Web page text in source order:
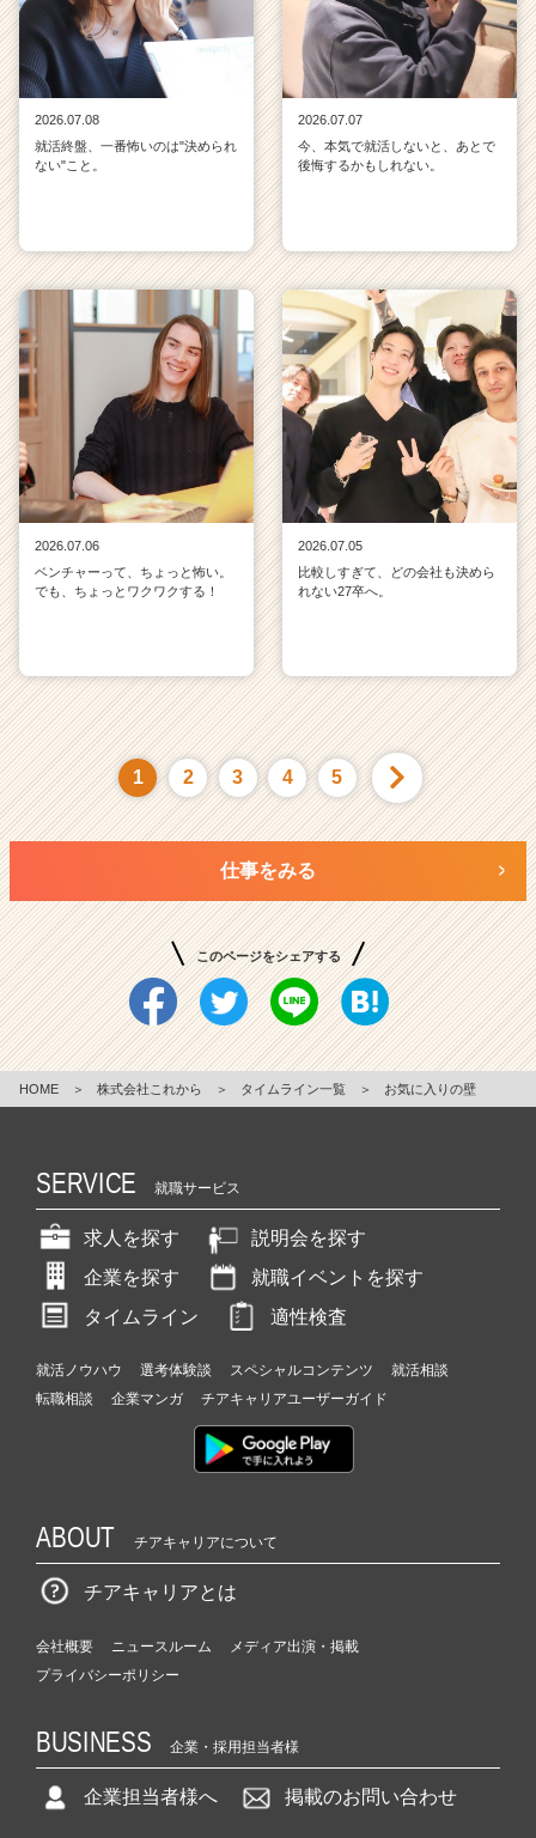
2026.07.08
就活終盤、一番怖いのは"決められ
ない"こと。
2026.07.07
今、本気で就活しないと、あとで
後悔するかもしれない。
2026.07.06
ベンチャーって、ちょっと怖い。
でも、ちょっとワクワクする！
2026.07.05
比較しすぎて、どの会社も決めら
れない27卒へ。
1 2 3 4 5
仕事をみる
このページをシェアする
HOME ＞ 株式会社これから ＞ タイムライン一覧 ＞ お気に入りの壁
SERVICE 就職サービス
求人を探す
説明会を探す
企業を探す
就職イベントを探す
タイムライン
適性検査
就活ノウハウ 選考体験談 スペシャルコンテンツ
就活相談
転職相談
企業マンガ チアキャリアユーザーガイド
ABOUT チアキャリアについて
チアキャリアとは
会社概要 ニュースルーム
メディア出演・掲載
プライバシーポリシー
BUSINESS 企業・採用担当者様
企業担当者様へ 掲載のお問い合わせ